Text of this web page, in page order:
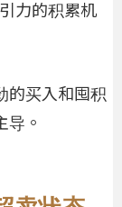
力的积累机
的买入和囤积
导。